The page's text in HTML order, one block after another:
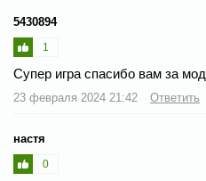
5430894
1
Супер игра спасибо вам за мод
23 февраля 2024 21:42 Ответить
настя
0